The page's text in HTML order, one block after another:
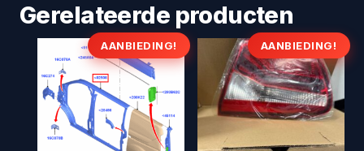
Gerelateerde producten
AANBIEDING! AANBIEDING!